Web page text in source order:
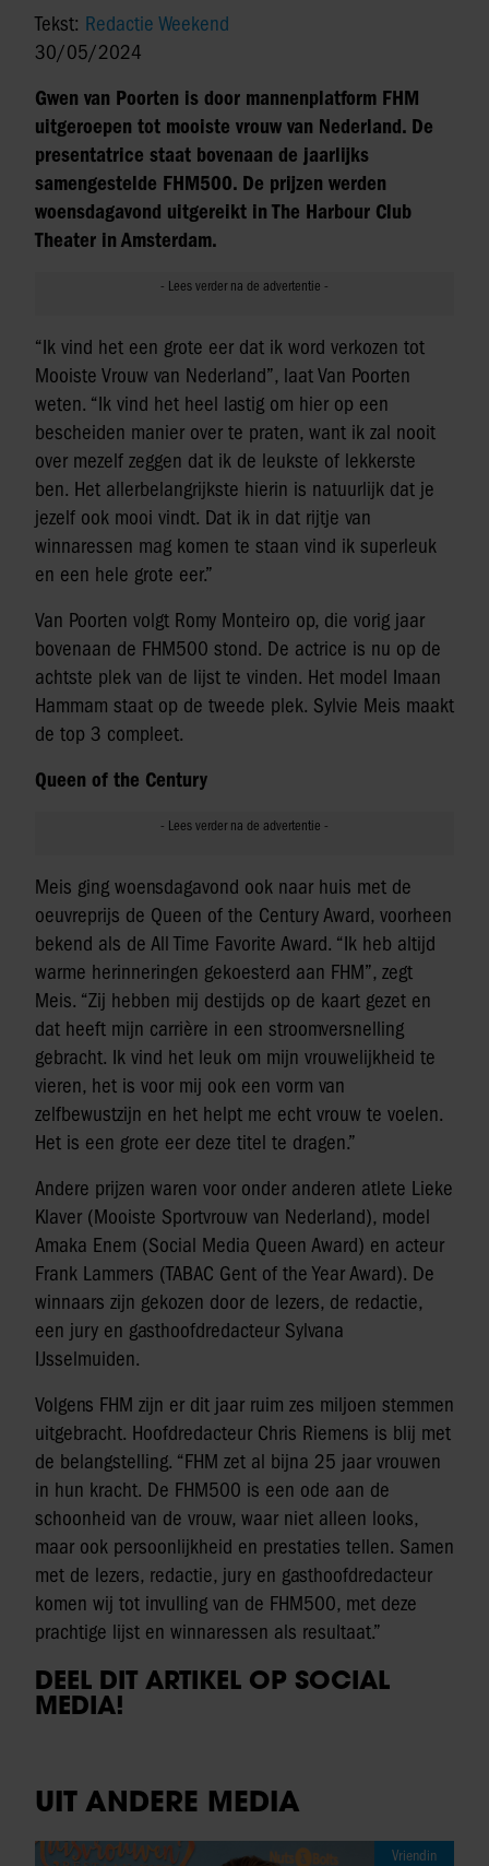
Tekst: Redactie Weekend
30/05/2024
Gwen van Poorten is door mannenplatform FHM
uitgeroepen tot mooiste vrouw van Nederland. De
presentatrice staat bovenaan de jaarlijks
samengestelde FHM500. De prijzen werden
woensdagavond uitgereikt in The Harbour Club
Theater in Amsterdam.
“Ik vind het een grote eer dat ik word verkozen tot
Mooiste Vrouw van Nederland”, laat Van Poorten
weten. “Ik vind het heel lastig om hier op een
bescheiden manier over te praten, want ik zal nooit
over mezelf zeggen dat ik de leukste of lekkerste
ben. Het allerbelangrijkste hierin is natuurlijk dat je
jezelf ook mooi vindt. Dat ik in dat rijtje van
winnaressen mag komen te staan vind ik superleuk
en een hele grote eer.”
Van Poorten volgt Romy Monteiro op, die vorig jaar
bovenaan de FHM500 stond. De actrice is nu op de
achtste plek van de lijst te vinden. Het model Imaan
Hammam staat op de tweede plek. Sylvie Meis maakt
de top 3 compleet.
Queen of the Century
Meis ging woensdagavond ook naar huis met de
oeuvreprijs de Queen of the Century Award, voorheen
bekend als de All Time Favorite Award. “Ik heb altijd
warme herinneringen gekoesterd aan FHM”, zegt
Meis. “Zij hebben mij destijds op de kaart gezet en
dat heeft mijn carrière in een stroomversnelling
gebracht. Ik vind het leuk om mijn vrouwelijkheid te
vieren, het is voor mij ook een vorm van
zelfbewustzijn en het helpt me echt vrouw te voelen.
Het is een grote eer deze titel te dragen.”
Andere prijzen waren voor onder anderen atlete Lieke
Klaver (Mooiste Sportvrouw van Nederland), model
Amaka Enem (Social Media Queen Award) en acteur
Frank Lammers (TABAC Gent of the Year Award). De
winnaars zijn gekozen door de lezers, de redactie,
een jury en gasthoofdredacteur Sylvana
IJsselmuiden.
Volgens FHM zijn er dit jaar ruim zes miljoen stemmen
uitgebracht. Hoofdredacteur Chris Riemens is blij met
de belangstelling. “FHM zet al bijna 25 jaar vrouwen
in hun kracht. De FHM500 is een ode aan de
schoonheid van de vrouw, waar niet alleen looks,
maar ook persoonlijkheid en prestaties tellen. Samen
met de lezers, redactie, jury en gasthoofdredacteur
komen wij tot invulling van de FHM500, met deze
prachtige lijst en winnaressen als resultaat.”
DEEL DIT ARTIKEL OP SOCIAL
MEDIA!
UIT ANDERE MEDIA
Vriendin